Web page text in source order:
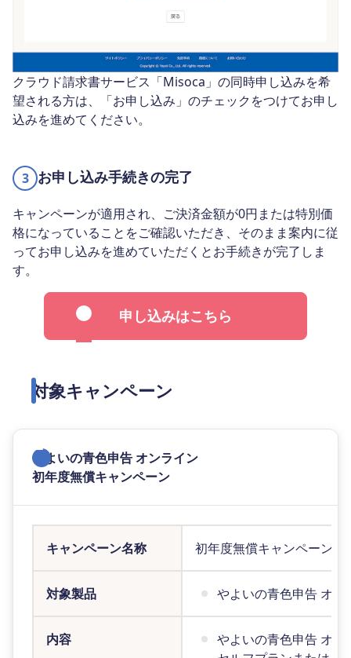
クラウド請求書サービス「Misoca」の同時申し込みを希
望される方は、「お申し込み」のチェックをつけてお申し
込みを進めてください。
3 お申し込み手続きの完了
キャンペーンが適用され、ご決済金額が0円または特別価
格になっていることをご確認いただき、そのまま案内に従
ってお申し込みを進めていただくとお手続きが完了しま
す。
申し込みはこちら
対象キャンペーン
やよいの青色申告 オンライン
初年度無償キャンペーン
キャンペーン名称 初年度無償キャンペーン
対象製品 やよいの青色申告 オン
内容
やよいの青色申告 オン